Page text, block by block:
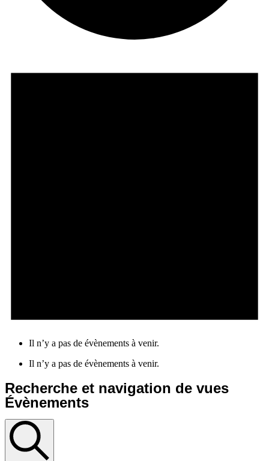
Il n’y a pas de évènements à venir.
Il n’y a pas de évènements à venir.
Recherche et navigation de vues
Évènements